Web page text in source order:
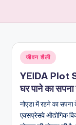
और
विश्व
Posted
in
जीवन शैली
YEIDA Plot
घर पाने का सपना
नोएडा में रहने का
एक्सप्रेसवे औद्योगिक